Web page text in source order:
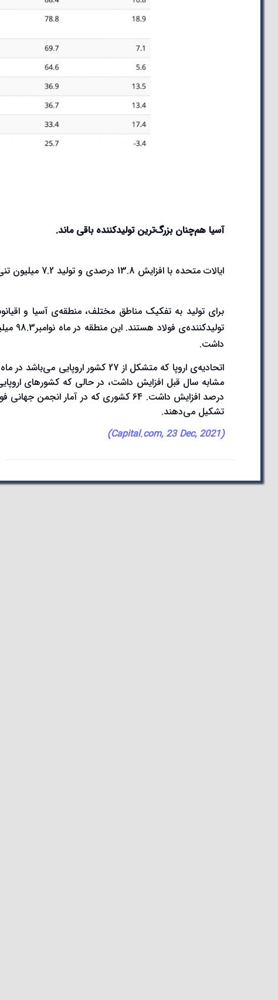
آسیا همچنان بزرگ‌ترین تولیدکننده باقی ماند.
ایالات متحده با افزایش 13.8 درصدی و تولید 7.2 میلیون تنی در رتبه‌ی چهارم قرار دارد.
داشت.
تشکیل می‌دهند.
(
Capital.com, 23 Dec, 2021
)